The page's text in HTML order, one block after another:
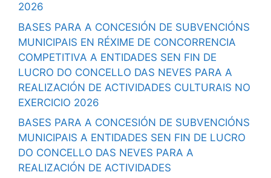
2026
BASES PARA A CONCESIÓN DE SUBVENCIÓNS
MUNICIPAIS EN RÉXIME DE CONCORRENCIA
COMPETITIVA A ENTIDADES SEN FIN DE
LUCRO DO CONCELLO DAS NEVES PARA A
REALIZACIÓN DE ACTIVIDADES CULTURAIS NO
EXERCICIO 2026
BASES PARA A CONCESIÓN DE SUBVENCIÓNS
MUNICIPAIS A ENTIDADES SEN FIN DE LUCRO
DO CONCELLO DAS NEVES PARA A
REALIZACIÓN DE ACTIVIDADES